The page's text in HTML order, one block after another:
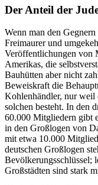
Der Anteil der
Wenn man den
Freimaurer und
Veröffentlichungen von
Amerikas, die
Bauhütten aber nicht
Beweiskraft die
Kohlenhändler, nur weil
solchen besteht. In den
60.000 Mitgliedern gibt
in den Großlogen von
mit etwa 10.000
deutschen Großlogen
Bevölkerungsschlüssel;
Großstädten sind stark